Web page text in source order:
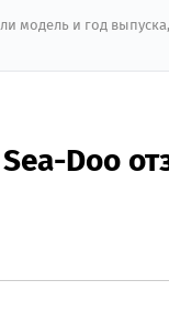
модель и год выпуска,
Doo